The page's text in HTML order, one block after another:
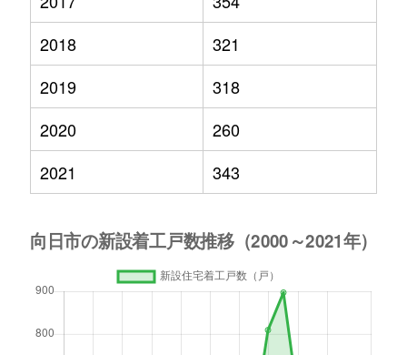
2018
321
2019
318
2020
260
2021
343